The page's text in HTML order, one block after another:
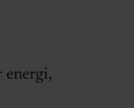
energi,